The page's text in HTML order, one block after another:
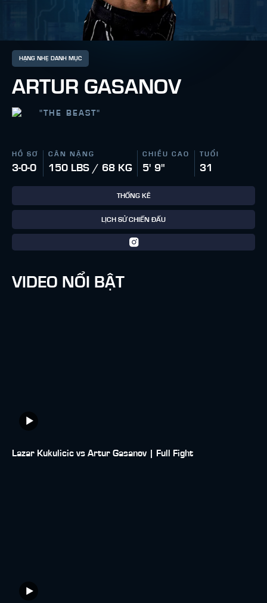
HẠNG NHẸ DANH MỤC
ARTUR GASANOV
"THE BEAST"
HỒ SƠ
3-0-0
CÂN NẶNG
150 LBS / 68 KG
CHIỀU CAO
5' 9"
TUỔI
31
THỐNG KÊ
LỊCH SỬ CHIẾN ĐẤU
VIDEO NỔI BẬT
Lazar Kukulicic vs Artur Gasanov | Full Fight